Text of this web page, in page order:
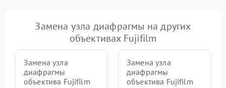
Замена узла диафрагмы на других
объективах Fujifilm
Замена узла
диафрагмы
объектива Fujifilm
Замена узла
диафрагмы
объектива Fujifilm